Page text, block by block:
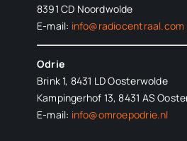
8391 CD Noordwolde
E-mail: info@radiocentraal.com
Odrie
Brink 1, 8431 LD Oosterwolde
Kampingerhof 13, 8431 AS
E-mail: info@omroepodrie.nl